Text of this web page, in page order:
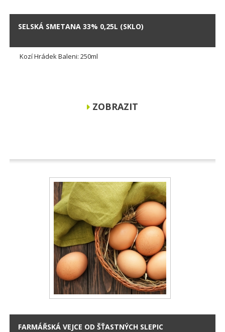
SELSKÁ SMETANA 33% 0,25L (SKLO)
Kozí Hrádek Baleni: 250ml
ZOBRAZIT
FARMÁŘSKÁ VEJCE OD ŠŤASTNÝCH SLEPIC